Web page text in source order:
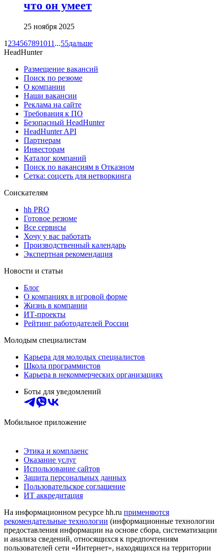
что он умеет
25 ноября 2025
1 234567891011 ...55дальше
HeadHunter
Размещение вакансий
Поиск по резюме
О компании
Наши вакансии
Реклама на сайте
Требования к ПО
Безопасный HeadHunter
HeadHunter API
Партнерам
Инвесторам
Каталог компаний
Поиск по вакансиям в Отказном
Сетка: соцсеть для нетворкинга
Соискателям
hh PRO
Готовое резюме
Все сервисы
Хочу у вас работать
Производственный календарь
Экспертная рекомендация
Новости и статьи
Блог
О компаниях в игровой форме
Жизнь в компании
ИТ-проекты
Рейтинг работодателей России
Молодым специалистам
Карьера для молодых специалистов
Школа программистов
Карьера в некоммерческих организациях
Боты для уведомлений
Мобильное приложение
Этика и комплаенс
Оказание услуг
Использование сайтов
Защита персональных данных
Пользовательское соглашение
ИТ аккредитация
На информационном ресурсе hh.ru применяются
рекомендательные технологии (информационные технологии
предоставления информации на основе сбора, систематизации
и анализа сведений, относящихся к предпочтениям
пользователей сети «Интернет», находящихся на территории